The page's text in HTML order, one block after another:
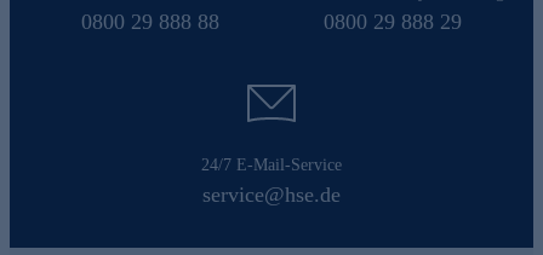
0800 29 888 88 0800 29 888 29
24/7 E-Mail-Service
service@hse.de